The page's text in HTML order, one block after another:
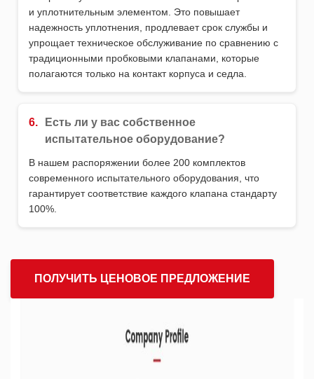
и уплотнительным элементом. Это повышает
надежность уплотнения, продлевает срок службы и
упрощает техническое обслуживание по сравнению с
традиционными пробковыми клапанами, которые
полагаются только на контакт корпуса и седла.
6.
Есть ли у вас собственное
испытательное оборудование?
В нашем распоряжении более 200 комплектов
современного испытательного оборудования, что
гарантирует соответствие каждого клапана стандарту
100%.
ПОЛУЧИТЬ ЦЕНОВОЕ ПРЕДЛОЖЕНИЕ